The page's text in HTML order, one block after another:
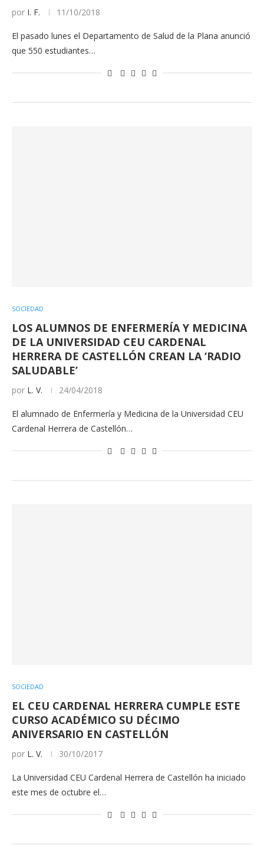
por I. F. 11/10/2018
El pasado lunes el Departamento de Salud de la Plana anunció
que 550 estudiantes…
SOCIEDAD
LOS ALUMNOS DE ENFERMERÍA Y MEDICINA
DE LA UNIVERSIDAD CEU CARDENAL
HERRERA DE CASTELLÓN CREAN LA ‘RADIO
SALUDABLE’
por L. V. 24/04/2018
El alumnado de Enfermería y Medicina de la Universidad CEU
Cardenal Herrera de Castellón…
SOCIEDAD
EL CEU CARDENAL HERRERA CUMPLE ESTE
CURSO ACADÉMICO SU DÉCIMO
ANIVERSARIO EN CASTELLÓN
por L. V. 30/10/2017
La Universidad CEU Cardenal Herrera de Castellón ha iniciado
este mes de octubre el…